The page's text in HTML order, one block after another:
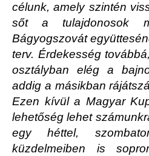
célunk, amely szintén
sőt a tulajdonosok
Bágyogszovát
terv. Érdekesség
osztályban elég a
addig a másikban
Ezen kívül a Magyar
lehetőség lehet
egy héttel,
küzdelmeiben is